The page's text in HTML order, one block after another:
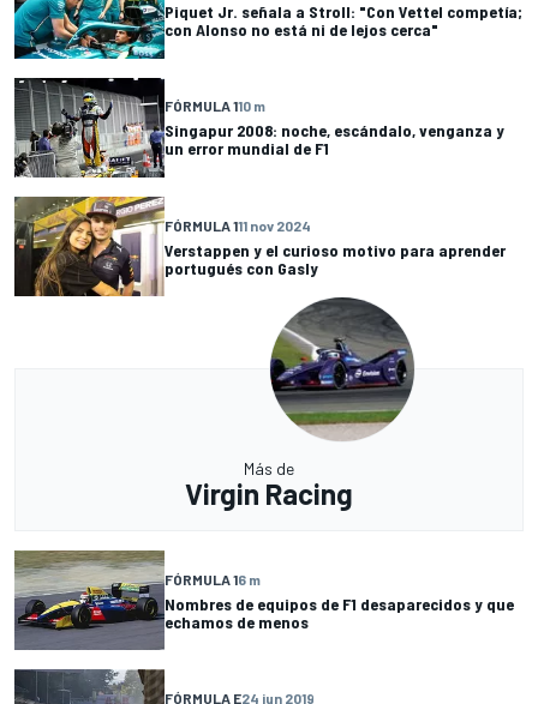
Piquet Jr. señala a Stroll: "Con Vettel competía;
con Alonso no está ni de lejos cerca"
FÓRMULA 110 m
Singapur 2008: noche, escándalo, venganza y
un error mundial de F1
FÓRMULA 111 nov 2024
Verstappen y el curioso motivo para aprender
portugués con Gasly
Más de
Virgin Racing
FÓRMULA 16 m
Nombres de equipos de F1 desaparecidos y que
echamos de menos
FÓRMULA E24 jun 2019